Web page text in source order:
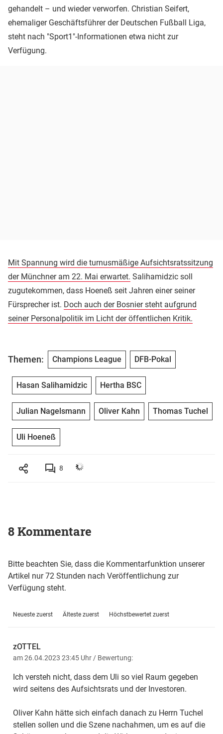
gehandelt – und wieder verworfen. Christian Seifert,
ehemaliger Geschäftsführer der Deutschen Fußball Liga,
steht nach "Sport1"-Informationen etwa nicht zur
Verfügung.
Mit Spannung wird die turnusmäßige Aufsichtsratssitzung
der Münchner am 22. Mai erwartet. Salihamidzic soll
zugutekommen, dass Hoeneß seit Jahren einer seiner
Fürsprecher ist. Doch auch der Bosnier steht aufgrund
seiner Personalpolitik im Licht der öffentlichen Kritik.
Themen: Champions League DFB-Pokal
Hasan Salihamidzic Hertha BSC
Julian Nagelsmann Oliver Kahn Thomas Tuchel
Uli Hoeneß
8
8 Kommentare
Bitte beachten Sie, dass die Kommentarfunktion unserer
Artikel nur 72 Stunden nach Veröffentlichung zur
Verfügung steht.
Neueste zuerst Älteste zuerst Höchstbewertet zuerst
zOTTEL
am 26.04.2023 23:45 Uhr / Bewertung:
Ich versteh nicht, dass dem Uli so viel Raum gegeben
wird seitens des Aufsichtsrats und der Investoren.
Oliver Kahn hätte sich einfach danach zu Herrn Tuchel
stellen sollen und die Szene nachahmen, um es auf die